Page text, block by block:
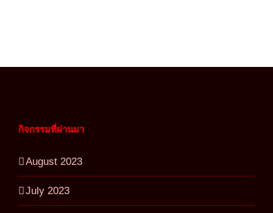
กิจกรรมที่ผ่านมา
August 2023
July 2023